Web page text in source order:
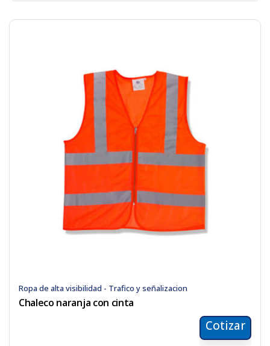
Ropa de alta visibilidad - Trafico y señalizacion
Chaleco naranja con cinta
Cotizar